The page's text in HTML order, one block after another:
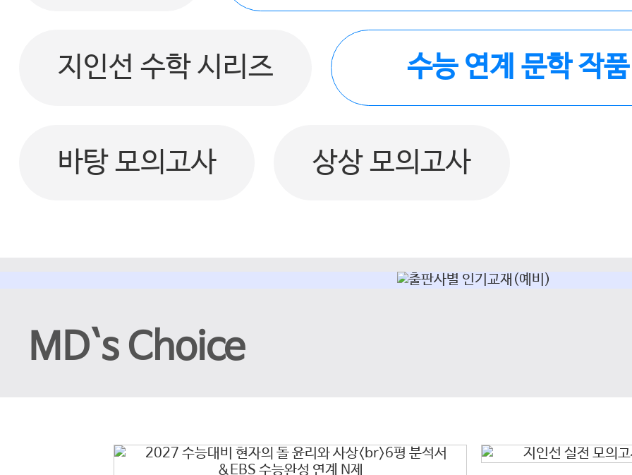
지인선 수학 시리즈 수능 연계 문학 작
바탕 모의고사 상상 모의고사
MD`s Choice